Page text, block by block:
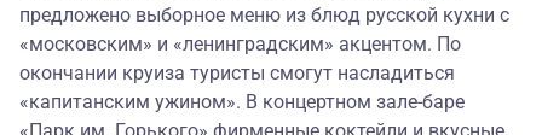
предложено выборное меню из блюд русской кухни с
«московским» и «ленинградским» акцентом. По
окончании круиза туристы смогут насладиться
«капитанским ужином». В концертном зале-баре